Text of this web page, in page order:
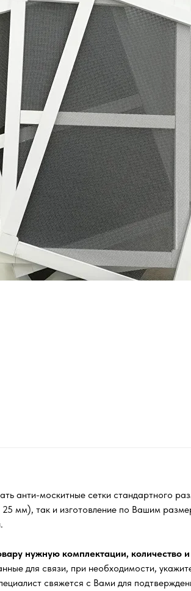
анти-москитные сетки стандартного
мм), так и изготовление по Вашим
нужную комплектации,
для связи, при необходимости,
свяжется с Вами для